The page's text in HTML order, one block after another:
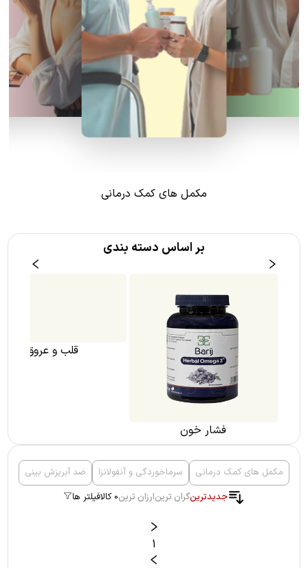
مکمل های کمک درمانی
بر اساس دسته بندی
فشار خون
مکمل های کمک درمانی سرماخوردگی و آنفولانزا
ضد آبریزش بینی
جدیدترینگران ترینارزان ترین0 کالا فیلتر ها
1